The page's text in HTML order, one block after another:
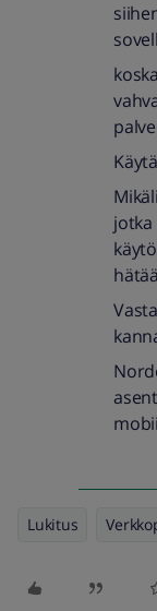
Lukitus